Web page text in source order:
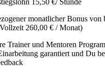
monatlicher Bonus von
260,00 € / Monat)
Trainer und Mentoren
garantiert und Du